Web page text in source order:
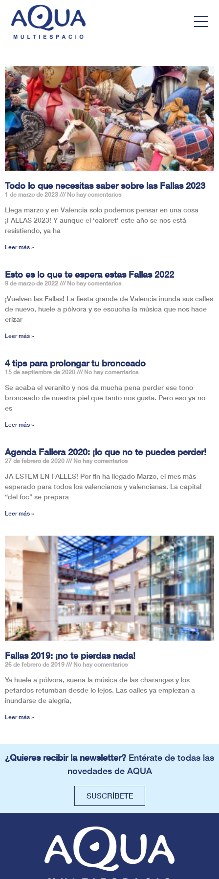
Todo lo que necesitas saber sobre las Fallas 2023
1 de marzo de 2023 No hay comentarios
Llega marzo y en Valencia solo podemos pensar en una cosa
¡FALLAS 2023! Y aunque el ‘caloret’ este año se nos está
resistiendo, ya ha
Leer más »
Esto es lo que te espera estas Fallas 2022
9 de marzo de 2022 No hay comentarios
¡Vuelven las Fallas! La fiesta grande de Valencia inunda sus calles
de nuevo, huele a pólvora y se escucha la música que nos hace
erizar
Leer más »
4 tips para prolongar tu bronceado
15 de septiembre de 2020 No hay comentarios
Se acaba el veranito y nos da mucha pena perder ese tono
bronceado de nuestra piel que tanto nos gusta. Pero eso ya no
es
Leer más »
Agenda Fallera 2020: ¡lo que no te puedes perder!
27 de febrero de 2020 No hay comentarios
JA ESTEM EN FALLES! Por fin ha llegado Marzo, el mes más
esperado para todos los valencianos y valencianas. La capital
“del foc” se prepara
Leer más »
Fallas 2019: ¡no te pierdas nada!
26 de febrero de 2019 No hay comentarios
Ya huele a pólvora, suena la música de las charangas y los
petardos retumban desde lo lejos. Las calles ya empiezan a
inundarse de alegría,
Leer más »
¿Quieres recibir la newsletter? Entérate de todas las
novedades de AQUA
SUSCRÍBETE